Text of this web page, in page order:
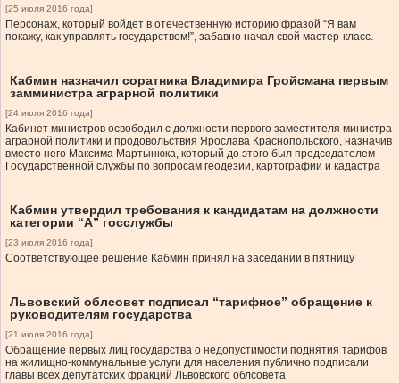
[25 июля 2016 года]
Персонаж, который войдет в отечественную историю фразой “Я вам
покажу, как управлять государством!”, забавно начал свой мастер-класс.
Кабмин назначил соратника Владимира Гройсмана первым
замминистра аграрной политики
[24 июля 2016 года]
Кабинет министров освободил с должности первого заместителя министра
аграрной политики и продовольствия Ярослава Краснопольского, назначив
вместо него Максима Мартынюка, который до этого был председателем
Государственной службы по вопросам геодезии, картографии и кадастра
Кабмин утвердил требования к кандидатам на должности
категории “А” госслужбы
[23 июля 2016 года]
Соответствующее решение Кабмин принял на заседании в пятницу
Львовский облсовет подписал “тарифное” обращение к
руководителям государства
[21 июля 2016 года]
Обращение первых лиц государства о недопустимости поднятия тарифов
на жилищно-коммунальные услуги для населения публично подписали
главы всех депутатских фракций Львовского облсовета